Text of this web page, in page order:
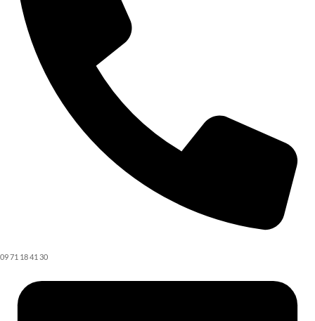
09 71 18 41 30